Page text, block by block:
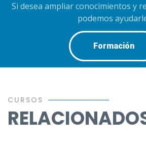
Si desea ampliar conocimientos y
podemos
Formación
CURSOS